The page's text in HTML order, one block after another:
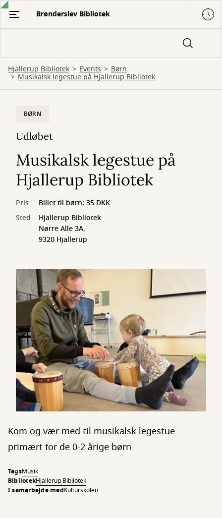
Gå
hovedindhold
Brønderslev Bibliotek
Hjallerup Bibliotek Events Børn
Musikalsk legestue på Hjallerup Bibliotek
BØRN
Udløbet
Musikalsk legestue på
Hjallerup Bibliotek
Pris
Billet til børn: 35 DKK
Sted
Hjallerup Bibliotek
Nørre Alle 3A,
9320 Hjallerup
Kom og vær med til musikalsk legestue -
primært for de 0-2 årige børn
TagsMusik
BibliotekHjallerup Bibliotek
I samarbejde medKulturskolen